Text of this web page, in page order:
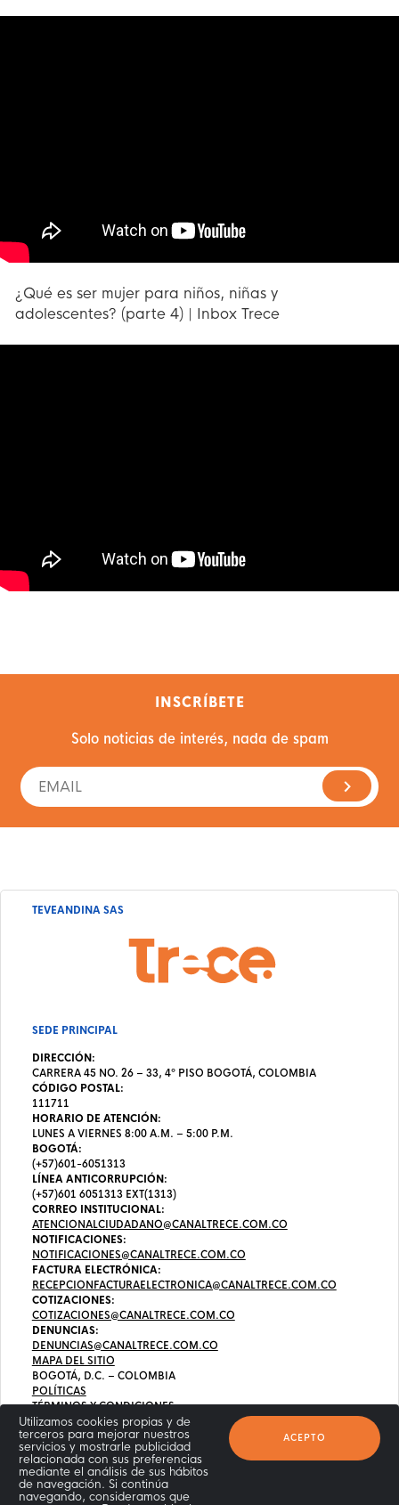
Utilizamos cookies propias y de
terceros para mejorar nuestros
servicios y mostrarle publicidad
relacionada con sus preferencias
mediante el análisis de sus hábitos
de navegación. Si continúa
navegando, consideramos que
ACEPTO
¿Qué es ser mujer para niños, niñas y
adolescentes? (parte 4) | Inbox Trece
INSCRÍBETE
Solo noticias de interés, nada de spam
TEVEANDINA SAS
SEDE PRINCIPAL
DIRECCIÓN:
CARRERA 45 NO. 26 – 33, 4º PISO BOGOTÁ, COLOMBIA
CÓDIGO POSTAL:
111711
HORARIO DE ATENCIÓN:
LUNES A VIERNES 8:00 A.M. – 5:00 P.M.
BOGOTÁ:
(+57)601-6051313
LÍNEA ANTICORRUPCIÓN:
(+57)601 6051313 EXT(1313)
CORREO INSTITUCIONAL:
ATENCIONALCIUDADANO@CANALTRECE.COM.CO
NOTIFICACIONES:
NOTIFICACIONES@CANALTRECE.COM.CO
FACTURA ELECTRÓNICA:
RECEPCIONFACTURAELECTRONICA@CANALTRECE.COM.CO
COTIZACIONES:
COTIZACIONES@CANALTRECE.COM.CO
DENUNCIAS:
DENUNCIAS@CANALTRECE.COM.CO
MAPA DEL SITIO
BOGOTÁ, D.C. – COLOMBIA
POLÍTICAS
TÉRMINOS Y CONDICIONES